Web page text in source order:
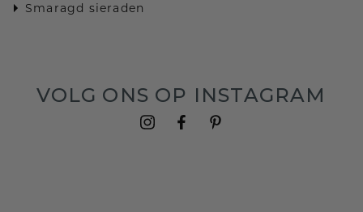
Smaragd sieraden
VOLG ONS OP INSTAGRAM